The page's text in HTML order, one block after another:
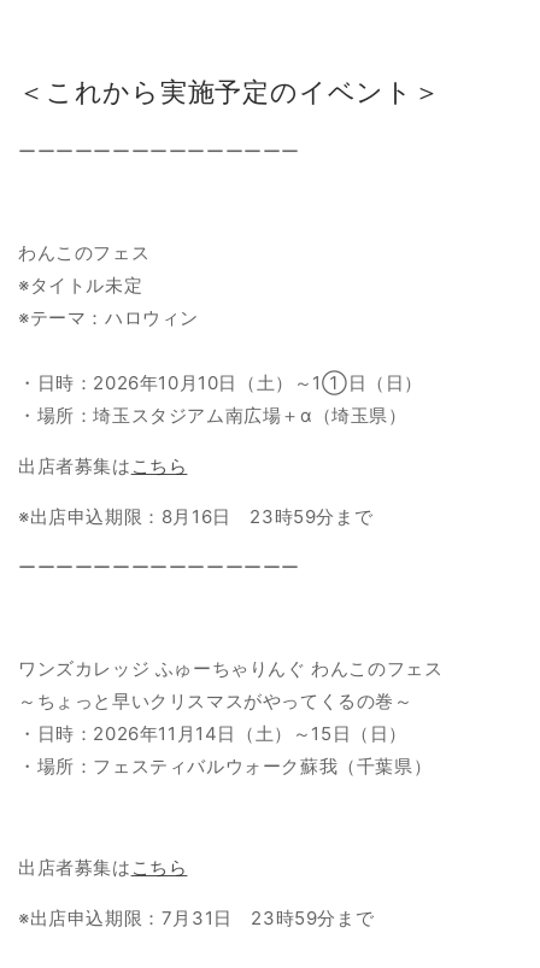
＜これから実施予定のイベント＞
ーーーーーーーーーーーーーーー
わんこのフェス
※タイトル未定
※テーマ：ハロウィン
・日時：2026年10月10日（土）～1①日（日）
・場所：埼玉スタジアム南広場＋α（埼玉県）
出店者募集は こちら
※出店申込期限：8月16日 23時59分まで
ーーーーーーーーーーーーーーー
ワンズカレッジ ふゅーちゃりんぐ わんこのフェス
～ちょっと早いクリスマスがやってくるの巻～
・日時：2026年11月14日（土）～15日（日）
・場所：フェスティバルウォーク蘇我（千葉県）
出店者募集は こちら
※出店申込期限：7月31日 23時59分まで